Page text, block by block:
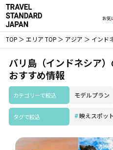
お気
TOP エリア TOP アジア インド
バリ島（インドネシア）
おすすめ情報
カテゴリーで絞込 モデルプラン
タグで絞込 映えスポット